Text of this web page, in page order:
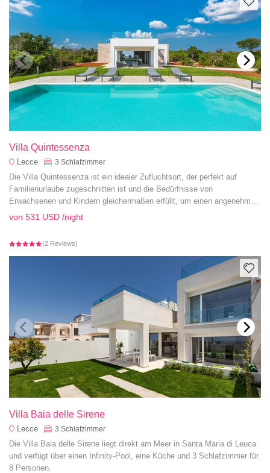
Villa Quintessenza
Lecce 3 Schlafzimmer
Die Villa Quintessenza ist ein idealer Zufluchtsort, der perfekt auf
Familienurlaube zugeschnitten ist und die Bedürfnisse von
Erwachsenen und Kindern gleichermaßen erfüllt, um einen angenehmen
und unvergesslichen Aufenthalt zu gewährleisten.
von 531 USD /night
(2 Reviews)
Villa Baia delle Sirene
Lecce 3 Schlafzimmer
Die Villa Baia delle Sirene liegt direkt am Meer in Santa Maria di Leuca
und verfügt über einen Infinity-Pool, eine Küche und 3 Schlafzimmer für
8 Personen.